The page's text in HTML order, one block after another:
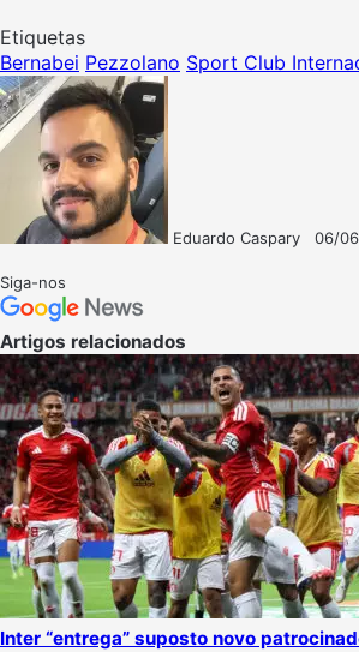
Etiquetas
Bernabei Pezzolano Sport Club
Eduardo Caspary
06/
Siga-nos
Artigos relacionados
Inter “entrega” suposto novo